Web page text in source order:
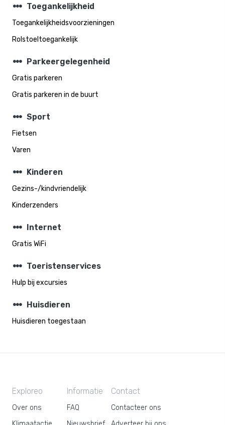
steppers Toegankelijkheid
Toegankelijkheidsvoorzieningen
Rolstoeltoegankelijk
steppers Parkeergelegenheid
Gratis parkeren
Gratis parkeren in de buurt
steppers Sport
Fietsen
Varen
steppers Kinderen
Gezins-/kindvriendelijk
Kinderzenders
steppers Internet
Gratis WiFi
steppers Toeristenservices
Hulp bij excursies
steppers Huisdieren
Huisdieren toegestaan
Exploreo
Over ons
Informatie
FAQ
Contact
Contacteer ons